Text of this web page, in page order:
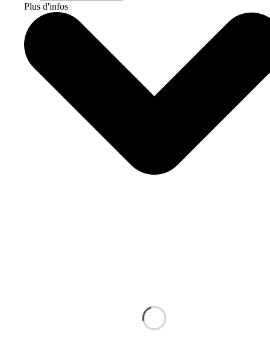
Plus d'infos